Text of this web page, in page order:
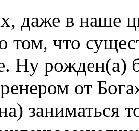
даже в наше
том, что
Ну рожден(а)
от
заниматься